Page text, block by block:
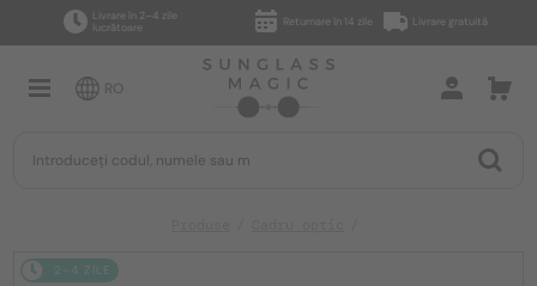
Livrare în 2–4 zile
lucrătoare
Returnare în 14 zile Livrare gratuită
RO
2-4 ZILE